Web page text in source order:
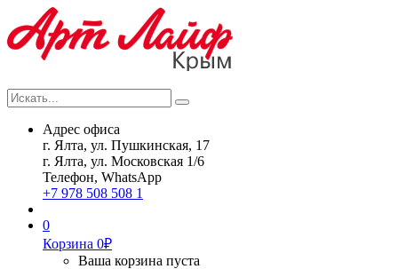
Search
Адрес офиса
г. Ялта, ул. Пушкинская, 17
г. Ялта, ул. Московская 1/6
Телефон, WhatsApp
+7 978 508 508 1
0
Корзина 0₽
Ваша корзина пуста